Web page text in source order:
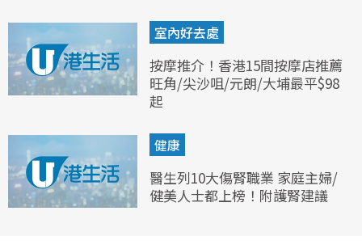
室內好去處
按摩推介！香港15間按摩店推薦
旺角/尖沙咀/元朗/大埔最平$98
起
健康
醫生列10大傷腎職業 家庭主婦/
健美人士都上榜！附護腎建議